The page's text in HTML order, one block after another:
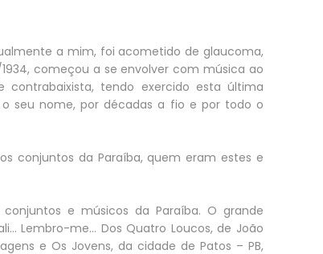
a mim, foi acometido de glaucoma,
começou a se envolver com música ao
tendo exercido esta última
seu nome, por décadas a fio e por todo o
conjuntos da Paraíba, quem eram estes e
e músicos da Paraíba. O grande
Lembro-me… Dos Quatro Loucos, de João
e Os Jovens, da cidade de Patos – PB,